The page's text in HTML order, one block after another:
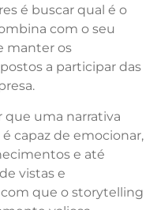
é buscar qual é o
com o seu
manter os
a participar das
uma narrativa
capaz de emocionar,
e até
vistas e
que o storytelling